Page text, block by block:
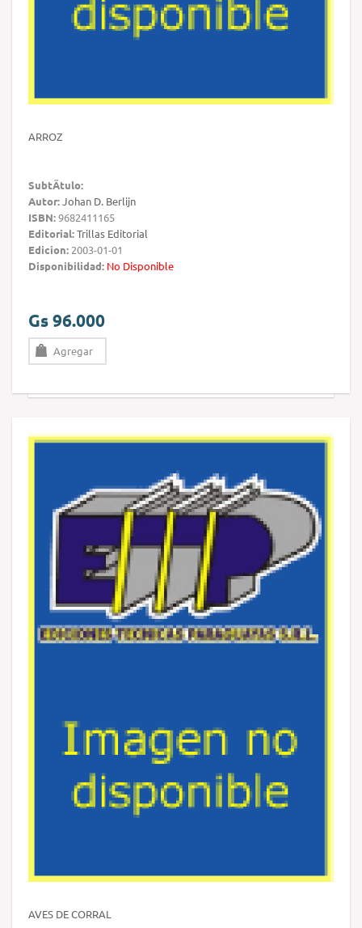
ARROZ
SubtÃ­tulo:
Autor:Johan D. Berlijn
ISBN:9682411165
Editorial:Trillas Editorial
Edicion: 2003-01-01
Disponibilidad: No Disponible
Gs 96.000
Agregar
AVES DE CORRAL